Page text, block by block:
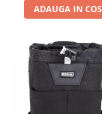
ADAUGA IN COS